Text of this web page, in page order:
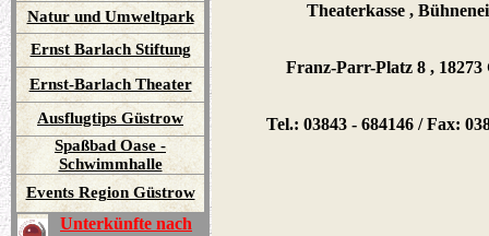
Natur und Umweltpark
Ernst Barlach Stiftung
Ernst-Barlach Theater
Ausflugtips Güstrow
Spaßbad Oase -
Schwimmhalle
Events Region Güstrow
Unterkünfte nach
Theaterkasse ,
Franz-Parr-Platz 8 ,
Tel.: 03843 - 684146 / Fax: